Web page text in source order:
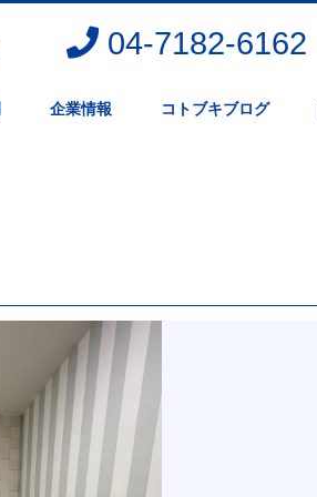
04-7182-6162
企業情報 コトブキブログ